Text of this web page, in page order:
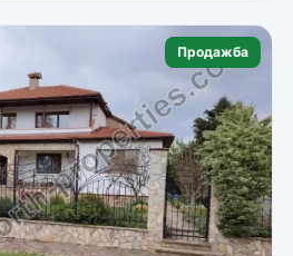
Продажба